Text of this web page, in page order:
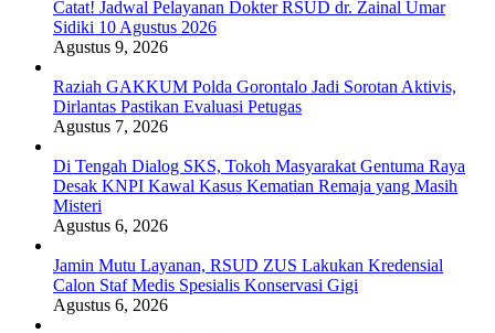
Catat! Jadwal Pelayanan Dokter RSUD dr. Zainal Umar
Sidiki 10 Agustus 2026
Agustus 9, 2026
Raziah GAKKUM Polda Gorontalo Jadi Sorotan Aktivis,
Dirlantas Pastikan Evaluasi Petugas
Agustus 7, 2026
Di Tengah Dialog SKS, Tokoh Masyarakat Gentuma Raya
Desak KNPI Kawal Kasus Kematian Remaja yang Masih
Misteri
Agustus 6, 2026
Jamin Mutu Layanan, RSUD ZUS Lakukan Kredensial
Calon Staf Medis Spesialis Konservasi Gigi
Agustus 6, 2026